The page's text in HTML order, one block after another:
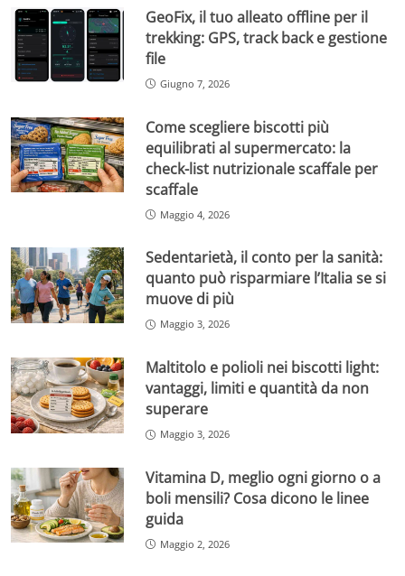
GeoFix, il tuo alleato offline per il
trekking: GPS, track back e gestione
file
Giugno 7, 2026
Come scegliere biscotti più
equilibrati al supermercato: la
check-list nutrizionale scaffale per
scaffale
Maggio 4, 2026
Sedentarietà, il conto per la sanità:
quanto può risparmiare l’Italia se si
muove di più
Maggio 3, 2026
Maltitolo e polioli nei biscotti light:
vantaggi, limiti e quantità da non
superare
Maggio 3, 2026
Vitamina D, meglio ogni giorno o a
boli mensili? Cosa dicono le linee
guida
Maggio 2, 2026